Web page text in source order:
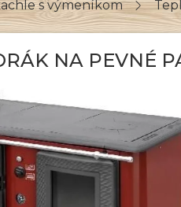
s výmeníkom
NA PEVNÉ